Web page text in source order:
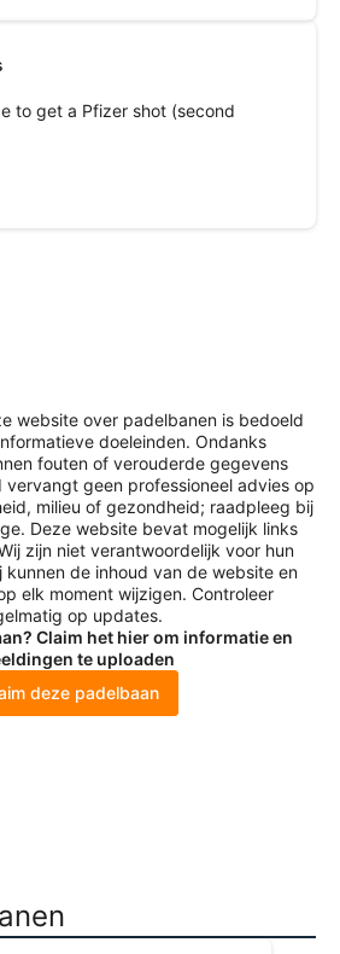
to get a Pfizer shot (second
website over padelbanen is bedoeld
doeleinden. Ondanks
fouten of verouderde gegevens
vervangt geen professioneel advies op
milieu of gezondheid; raadpleeg bij
Deze website bevat mogelijk links
zijn niet verantwoordelijk voor hun
kunnen de inhoud van de website en
elk moment wijzigen. Controleer
op updates.
Claim het hier om informatie en
te uploaden
deze padelbaan